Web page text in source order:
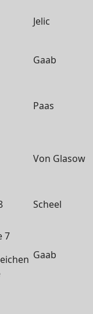
Jelic
Gaab
Paas
Von Glasow
Scheel
7
Gaab